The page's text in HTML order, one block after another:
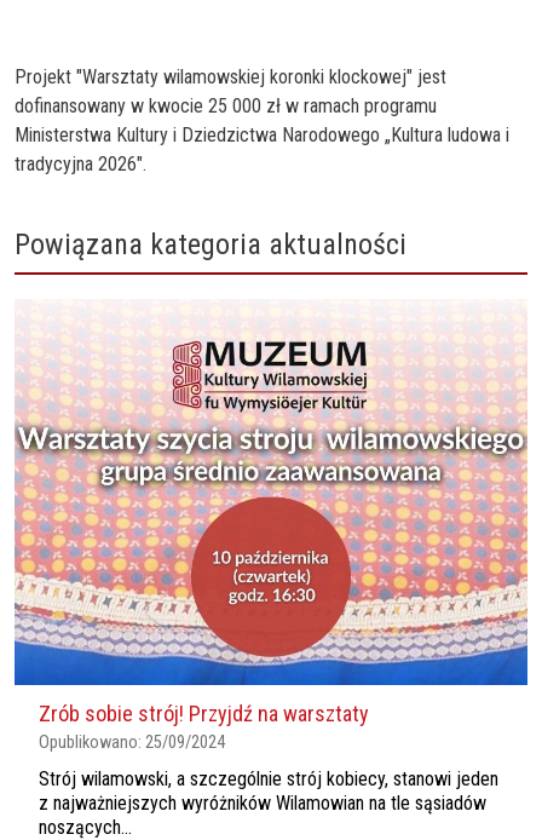
Projekt "Warsztaty wilamowskiej koronki klockowej" jest
dofinansowany w kwocie 25 000 zł w ramach programu
Ministerstwa Kultury i Dziedzictwa Narodowego „Kultura ludowa i
tradycyjna 2026".
Powiązana kategoria aktualności
Zrób sobie strój! Przyjdź na warsztaty
Opublikowano: 25/09/2024
Strój wilamowski, a szczególnie strój kobiecy, stanowi jeden
z najważniejszych wyróżników Wilamowian na tle sąsiadów
noszących...